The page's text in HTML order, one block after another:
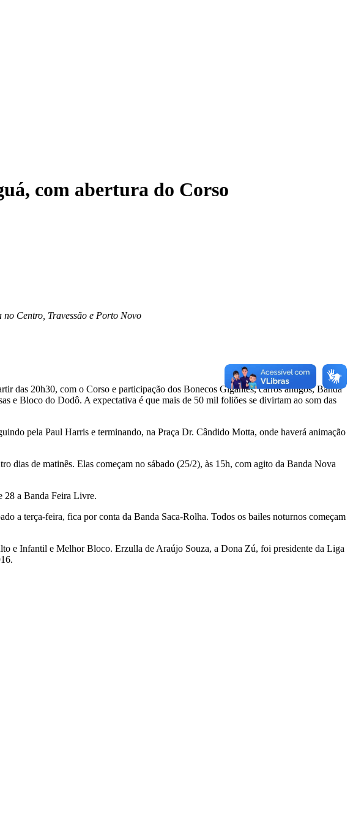
com abertura do Corso
Centro, Travessão e Porto Novo
das 20h30, com o Corso e participação dos Bonecos Gigantes, carros antigos, Banda
e Bloco do Dodô. A expectativa é que mais de 50 mil foliões se divirtam ao som das
pela Paul Harris e terminando, na Praça Dr. Cândido Motta, onde haverá animação
dias de matinês. Elas começam no sábado (25/2), às 15h, com agito da Banda Nova
28 a Banda Feira Livre.
a terça-feira, fica por conta da Banda Saca-Rolha. Todos os bailes noturnos começam
e Infantil e Melhor Bloco. Erzulla de Araújo Souza, a Dona Zú, foi presidente da Liga